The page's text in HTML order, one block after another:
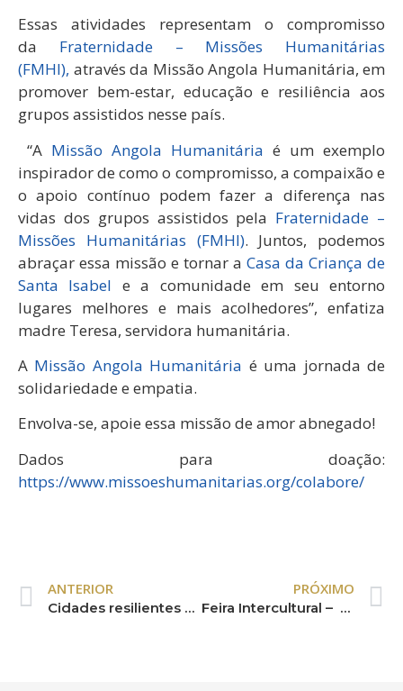
Essas atividades representam o compromisso
da Fraternidade – Missões Humanitárias
(FMHI), através da Missão Angola Humanitária, em
promover bem-estar, educação e resiliência aos
grupos assistidos nesse país.
“A Missão Angola Humanitária é um exemplo
inspirador de como o compromisso, a compaixão e
o apoio contínuo podem fazer a diferença nas
vidas dos grupos assistidos pela Fraternidade –
Missões Humanitárias (FMHI). Juntos, podemos
abraçar essa missão e tornar a Casa da Criança de
Santa Isabel e a comunidade em seu entorno
lugares melhores e mais acolhedores”, enfatiza
madre Teresa, servidora humanitária.
A Missão Angola Humanitária é uma jornada de
solidariedade e empatia.
Envolva-se, apoie essa missão de amor abnegado!
Dados para doação:
https://www.missoeshumanitarias.org/colabore/
ANTERIOR
Cidades resilientes promotoras de sustentabilidade e acolhimento
PRÓXIMO
Feira Intercultural – uma celebração da riqueza da cultura indígena